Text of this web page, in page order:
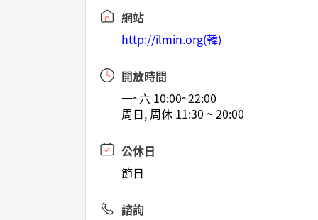
網站
http://ilmin.org(韓)
開放時間
一~六 10:00~22:00
周日, 周休 11:30 ~ 20:00
公休日
節日
諮詢